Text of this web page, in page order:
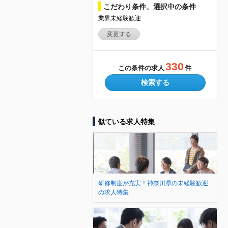
こだわり条件、選択中の条件
業界未経験歓迎
変更する
この条件の求人 330 件
検索する
似ている求人特集
研修制度が充実！神奈川県の未経験歓迎
の求人特集